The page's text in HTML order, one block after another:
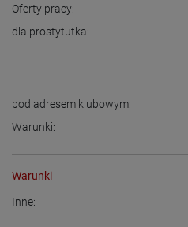
Oferty pracy:
dla prostytutka:
pod adresem klubowym:
Warunki:
Warunki
Inne: